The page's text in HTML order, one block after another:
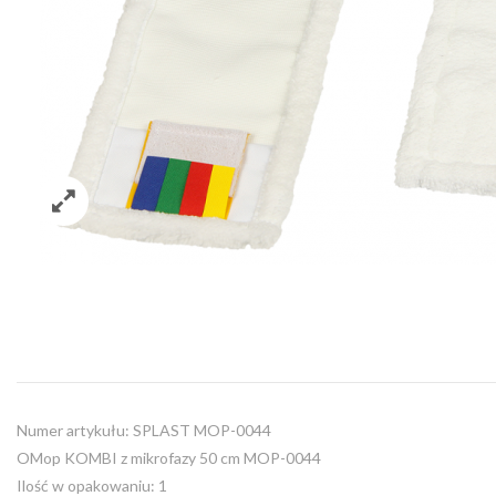
Numer artykułu: SPLAST MOP-0044
OMop KOMBI z mikrofazy 50 cm MOP-0044
Ilość w opakowaniu: 1